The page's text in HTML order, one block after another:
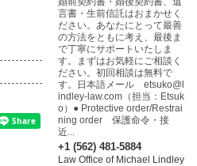
言書・生前信託はおまかせく
ださい。あなたにとって最善
の方法をともに考え、最後ま
で丁寧にサポートいたしま
す。まずはお気軽にご相談く
ださい。初回相談は無料で
す。日本語メール etsuko@l
indley-law.com（担当：Etsuk
o）● Protective order/Restrai
ning order 保護命令・接
近...
+1 (562) 481-5884
Law Office of Michael Lindley